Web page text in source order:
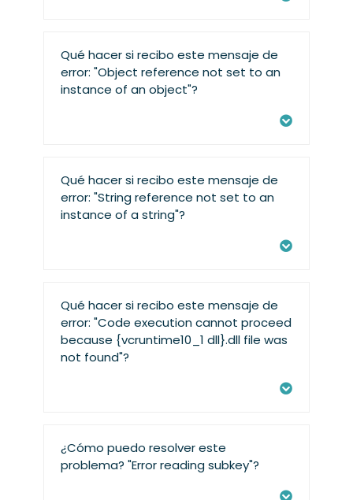
Qué hacer si recibo este mensaje de
error: "Object reference not set to an
instance of an object"?
Qué hacer si recibo este mensaje de
error: "String reference not set to an
instance of a string"?
Qué hacer si recibo este mensaje de
error: "Code execution cannot proceed
because {vcruntime10_1 dll}.dll file was
not found"?
¿Cómo puedo resolver este
problema? "Error reading subkey"?